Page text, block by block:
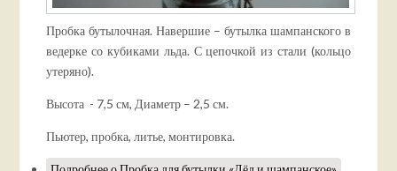
Пробка бутылочная. Навершие – бутылка шампанского в
ведерке со кубиками льда. С цепочкой из стали (кольцо
утеряно).
Высота - 7,5 см, Диаметр – 2,5 см.
Пьютер, пробка, литье, монтировка.